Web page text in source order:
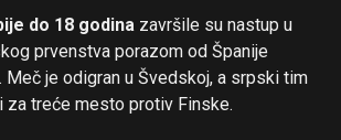
do 18 godina završile su nastup u
prvenstva porazom od Španije
Meč je odigran u Švedskoj, a srpski tim
za treće mesto protiv Finske.